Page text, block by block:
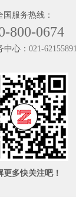
国服务热线：
800-0674
中心： 021-62155891
更多快关注吧！